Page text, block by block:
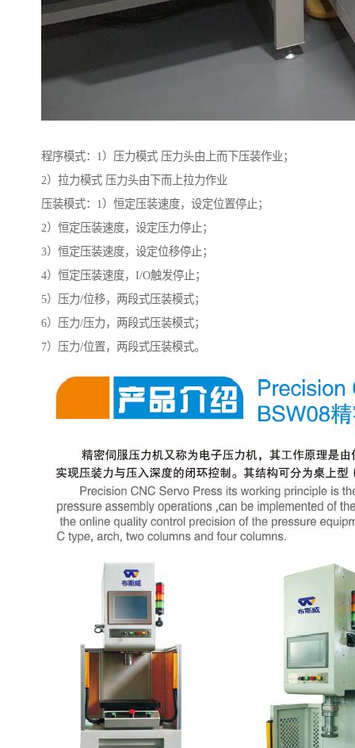
程序模式：1）压力模式 压力头由上而下压装作业；
2）拉力模式 压力头由下而上拉力作业
压装模式：1）恒定压装速度，设定位置停止；
2）恒定压装速度，设定压力停止；
3）恒定压装速度，设定位移停止；
4）恒定压装速度，I/O触发停止；
5）压力/位移，两段式压装模式；
6）压力/压力，两段式压装模式；
7）压力/位置，两段式压装模式。